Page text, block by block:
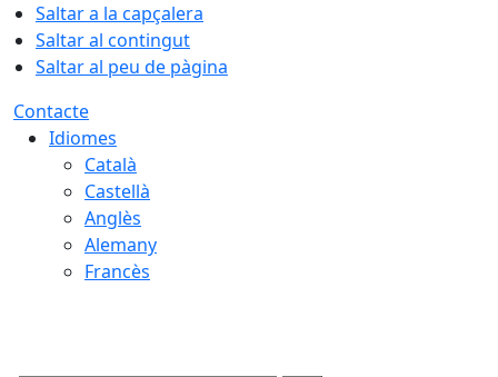
Saltar a la capçalera
Saltar al contingut
Saltar al peu de pàgina
Contacte
Idiomes
Català
Castellà
Anglès
Alemany
Francès